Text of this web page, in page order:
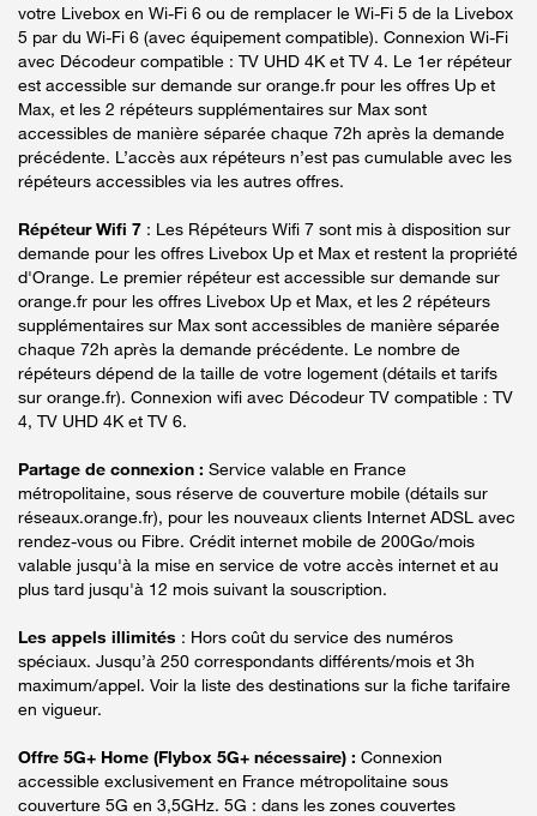
votre Livebox en Wi-Fi 6 ou de remplacer le Wi-Fi 5 de la Livebox
5 par du Wi-Fi 6 (avec équipement compatible). Connexion Wi-Fi
avec Décodeur compatible : TV UHD 4K et TV 4. Le 1er répéteur
est accessible sur demande sur orange.fr pour les offres Up et
Max, et les 2 répéteurs supplémentaires sur Max sont
accessibles de manière séparée chaque 72h après la demande
précédente. L’accès aux répéteurs n’est pas cumulable avec les
répéteurs accessibles via les autres offres.
Répéteur Wifi 7 : Les Répéteurs Wifi 7 sont mis à disposition sur
demande pour les offres Livebox Up et Max et restent la propriété
d'Orange. Le premier répéteur est accessible sur demande sur
orange.fr pour les offres Livebox Up et Max, et les 2 répéteurs
supplémentaires sur Max sont accessibles de manière séparée
chaque 72h après la demande précédente. Le nombre de
répéteurs dépend de la taille de votre logement (détails et tarifs
sur orange.fr). Connexion wifi avec Décodeur TV compatible : TV
4, TV UHD 4K et TV 6.
Partage de connexion : Service valable en France
métropolitaine, sous réserve de couverture mobile (détails sur
réseaux.orange.fr), pour les nouveaux clients Internet ADSL avec
rendez-vous ou Fibre. Crédit internet mobile de 200Go/mois
valable jusqu'à la mise en service de votre accès internet et au
plus tard jusqu'à 12 mois suivant la souscription.
Les appels illimités : Hors coût du service des numéros
spéciaux. Jusqu’à 250 correspondants différents/mois et 3h
maximum/appel. Voir la liste des destinations sur la fiche tarifaire
en vigueur.
Offre 5G+ Home (Flybox 5G+ nécessaire) : Connexion
accessible exclusivement en France métropolitaine sous
couverture 5G en 3,5GHz. 5G : dans les zones couvertes